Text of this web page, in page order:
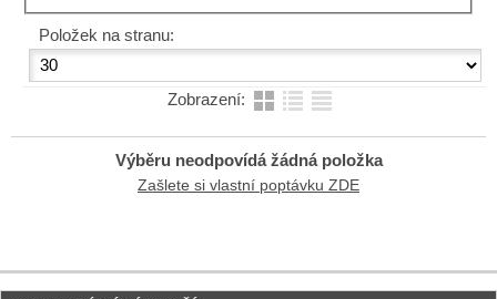
Položek na stranu:
Zobrazení:
Výběru neodpovídá žádná položka
Zašlete si vlastní poptávku ZDE